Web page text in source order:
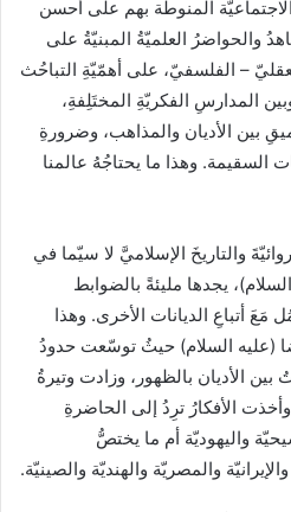
والاجتماعيّة المنوطة بهم على أحسن
والحواضرُ العلميّةُ المبنيّةُ على
– الفلسفيّ، على أهمّيّةِ التباحُث
المدارسِ الفكريّةِ المختَلِفةِ،
بين الأديان والمذاهب، وضرورةِ
السقيمة. وهذا ما يحتاجُهُ عالمنا
والتاريخَ الإسلاميَّ لا سيّما في
يجدها مليئةً بالضوابط
مَعَ أتباعِ الديانات الأخرى. وهذا
(عليه السلام) حيثُ توسّعت حدودُ
بين الأديان بالظهور، وزادت وتيرةُ
وأخذت الأفكارُ ترِدُ إلى الحاضرةِ
واليهوديّة أم ما يختصُّ
والمصريّة والهنديّة والصينيّة.